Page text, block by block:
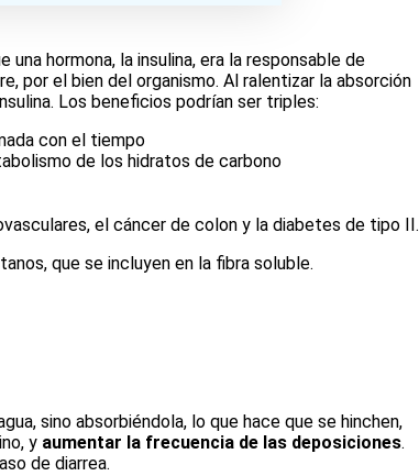
hormona, la insulina, era la responsable de
por el bien del organismo. Al ralentizar la absorción
Los beneficios podrían ser triples:
con el tiempo
de los hidratos de carbono
el cáncer de colon y la diabetes de tipo II.
que se incluyen en la fibra soluble.
sino absorbiéndola, lo que hace que se hinchen,
y aumentar la frecuencia de las deposiciones.
de diarrea.